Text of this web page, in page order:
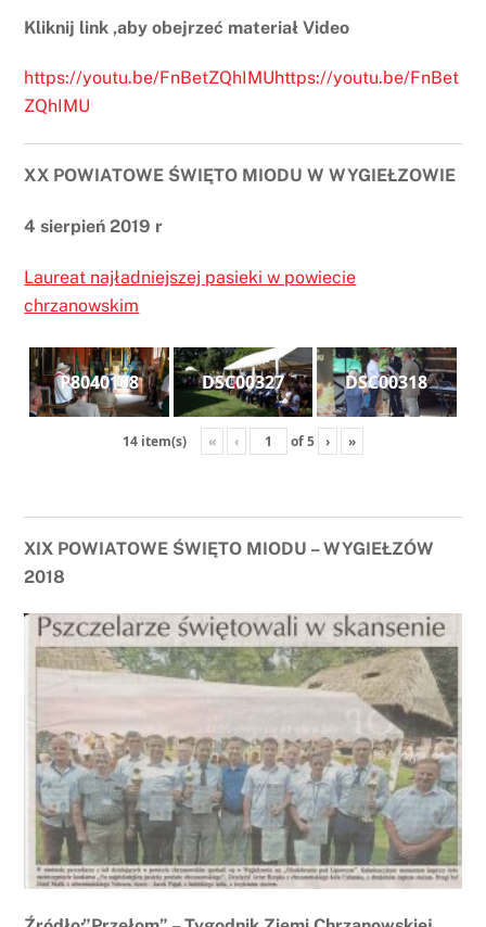
Kliknij link ,aby obejrzeć materiał Video
https://youtu.be/FnBetZQhIMUhttps://youtu.be/FnBet
ZQhIMU
XX POWIATOWE ŚWIĘTO MIODU W WYGIEŁZOWIE
4 sierpień 2019 r
Laureat najładniejszej pasieki w powiecie
chrzanowskim
P8040108 DSC00327 DSC00318
14 item(s) « ‹ of5 › »
XIX POWIATOWE ŚWIĘTO MIODU – WYGIEŁZÓW
2018